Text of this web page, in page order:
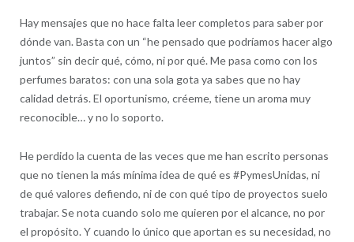
Hay mensajes que no hace falta leer completos para saber por
dónde van. Basta con un “he pensado que podríamos hacer algo
juntos” sin decir qué, cómo, ni por qué. Me pasa como con los
perfumes baratos: con una sola gota ya sabes que no hay
calidad detrás. El oportunismo, créeme, tiene un aroma muy
reconocible… y no lo soporto.
He perdido la cuenta de las veces que me han escrito personas
que no tienen la más mínima idea de qué es #PymesUnidas, ni
de qué valores defiendo, ni de con qué tipo de proyectos suelo
trabajar. Se nota cuando solo me quieren por el alcance, no por
el propósito. Y cuando lo único que aportan es su necesidad, no